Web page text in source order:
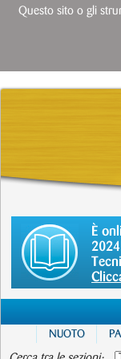
È
NUOTO
Questo sito o gli